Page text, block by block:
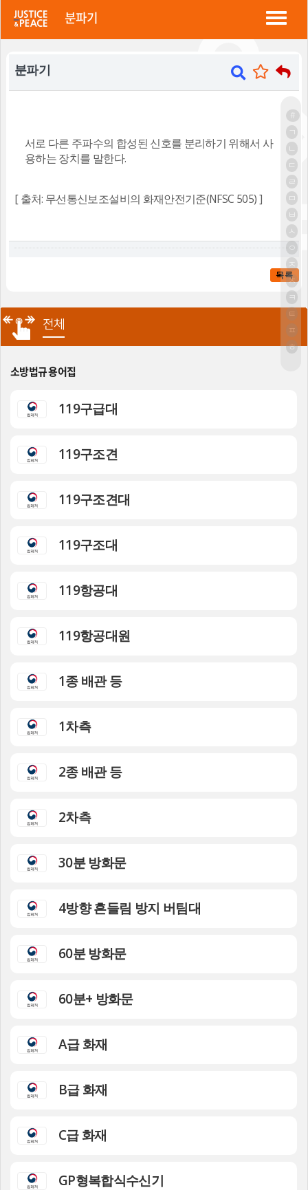
정평 "소방법"
분파기
분파기
서로 다른 주파수의 합성된 신호를 분리하기 위해서 사
용하는 장치를 말한다.
[ 출처: 무선통신보조설비의 화재안전기준(NFSC 505) ]
목록
#
ㄱ
ㄴ
ㄷ
ㄹ
ㅁ
ㅂ
ㅅ
ㅇ
ㅈ
ㅊ
ㅋ
ㅌ
ㅍ
ㅎ
전체
소방법규 용어집
119구급대
119구조견
119구조견대
119구조대
119항공대
119항공대원
1종 배관 등
1차측
2종 배관 등
2차측
30분 방화문
4방향 흔들림 방지 버팀대
60분 방화문
60분+ 방화문
A급 화재
B급 화재
C급 화재
GP형복합식수신기